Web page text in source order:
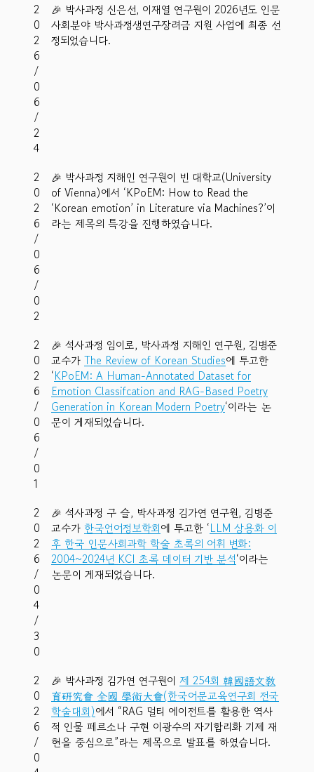
2
0
2
6
/
0
6
/
2
4
🎉 박사과정 신은선, 이재열 연구원이 2026년도 인문
사회분야 박사과정생연구장려금 지원 사업에 최종 선
정되었습니다.
2
0
2
6
/
0
6
/
0
2
🎉 박사과정 지해인 연구원이 빈 대학교(University
of Vienna)에서 ‘KPoEM: How to Read the
‘Korean emotion’ in Literature via Machines?’이
라는 제목의 특강을 진행하였습니다.
2
0
2
6
/
0
6
/
0
1
🎉 석사과정 임이로, 박사과정 지해인 연구원, 김병준
교수가 The Review of Korean Studies에 투고한
‘KPoEM: A Human-Annotated Dataset for
Emotion Classifcation and RAG-Based Poetry
Generation in Korean Modern Poetry‘이라는 논
문이 게재되었습니다.
2
0
2
6
/
0
4
/
3
0
🎉 석사과정 구 슬, 박사과정 김가연 연구원, 김병준
교수가 한국언어정보학회에 투고한 ‘LLM 상용화 이
후 한국 인문사회과학 학술 초록의 어휘 변화:
2004~2024년 KCI 초록 데이터 기반 분석‘이라는
논문이 게재되었습니다.
2
0
2
6
/
0
🎉 박사과정 김가연 연구원이 제 254회 韓國語文敎
育硏究會 全國 學術大會(한국어문교육연구회 전국
학술대회)에서 “RAG 멀티 에이전트를 활용한 역사
적 인물 페르소나 구현 이광수의 자기합리화 기제 재
현을 중심으로”라는 제목으로 발표를 하였습니다.